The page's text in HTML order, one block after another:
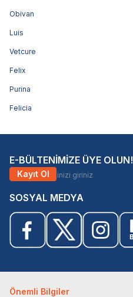
Obivan
Luis
Vetcure
Felix
Purina
Felicia
E-BÜLTENİMİZE ÜYE OLUN!
Kayıt Ol
SOSYAL MEDYA
Önemli Bilgiler